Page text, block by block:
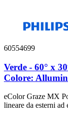
60554699
Verde - 60° x
Colore:
eColor Graze MX
lineare da esterni ad